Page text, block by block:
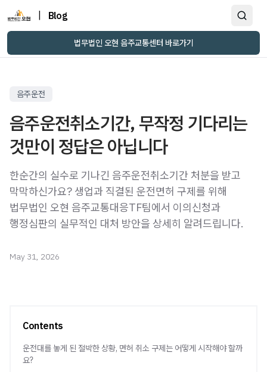
Blog
법무법인 오현 음주교통센터 바로가기
음주운전
음주운전취소기간, 무작정 기다리는
것만이 정답은 아닙니다
한순간의 실수로 기나긴 음주운전취소기간 처분을 받고
막막하신가요? 생업과 직결된 운전면허 구제를 위해
법무법인 오현 음주교통대응TF팀에서 이의신청과
행정심판의 실무적인 대처 방안을 상세히 알려드립니다.
May 31, 2026
Contents
운전대를 놓게 된 절박한 상황, 면허 취소 구제는 어떻게 시작해야 할까
요?